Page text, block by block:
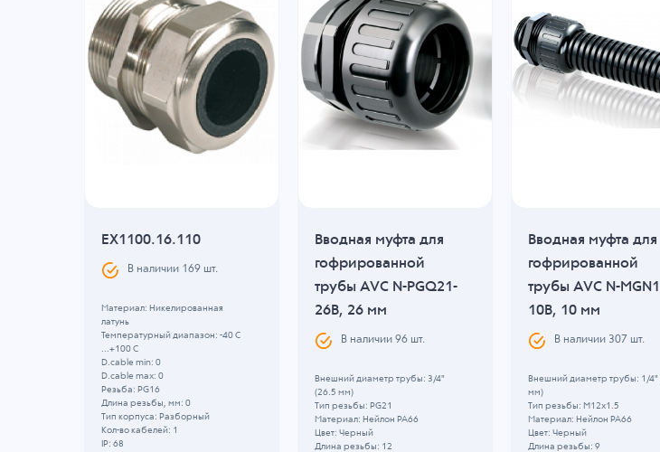
EX1100.16.110
В наличии 169 шт.
Материал: Никелированная
латунь
Температурный диапазон: -40 C
...+100 C
D.cable min: 0
D.cable max: 0
Резьба: PG16
Длина резьбы, мм: 0
Тип корпуса: Разборный
Кол-во кабелей: 1
IP: 68
Вводная муфта для
гофрированной
трубы AVC N-PGQ21-
26B, 26 мм
В наличии96 шт.
Внешний диаметр трубы: 3/4"
(26.5 мм)
Тип резьбы: PG21
Материал: Нейлон PA66
Цвет: Черный
Длина резьбы: 12
Вводная муфта для
гофрированной
трубы AVC N-
10B, 10 мм
В наличии 307 шт.
Внешний диаметр трубы: 1/4"
мм)
Тип резьбы: M12x1.5
Материал: Нейлон PA66
Цвет: Черный
Длина резьбы: 9